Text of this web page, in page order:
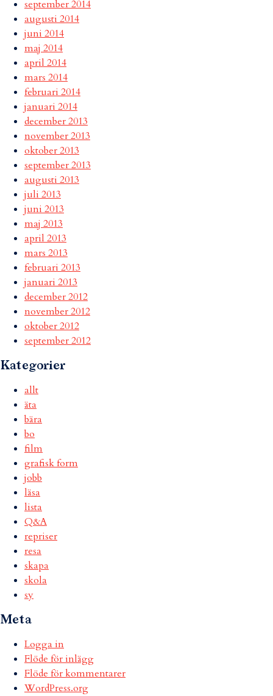
september 2014
augusti 2014
juni 2014
maj 2014
april 2014
mars 2014
februari 2014
januari 2014
december 2013
november 2013
oktober 2013
september 2013
augusti 2013
juli 2013
juni 2013
maj 2013
april 2013
mars 2013
februari 2013
januari 2013
december 2012
november 2012
oktober 2012
september 2012
Kategorier
allt
äta
bära
bo
film
grafisk form
jobb
läsa
lista
Q&A
repriser
resa
skapa
skola
sy
Meta
Logga in
Flöde för inlägg
Flöde för kommentarer
WordPress.org